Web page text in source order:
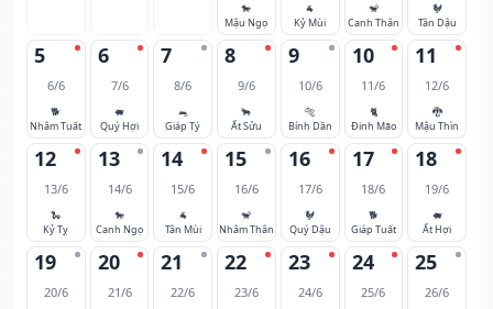
🐎
Mậu Ngọ
🐐
Kỷ Mùi
🐒
Canh Thân
🐓
Tân Dậu
5
6/6
🐕
Nhâm Tuất
6
7/6
🐖
Quý Hợi
7
8/6
🐀
Giáp Tý
8
9/6
🐂
Ất Sửu
9
10/6
🐅
Bính Dần
10
11/6
🐈
Đinh Mão
11
12/6
🐉
Mậu Thìn
12
13/6
🐍
Kỷ Tỵ
13
14/6
🐎
Canh Ngọ
14
15/6
🐐
Tân Mùi
15
16/6
🐒
Nhâm Thân
16
17/6
🐓
Quý Dậu
17
18/6
🐕
Giáp Tuất
18
19/6
🐖
Ất Hợi
19
20/6
20
21/6
21
22/6
22
23/6
23
24/6
24
25/6
25
26/6